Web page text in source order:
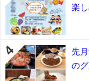
楽
先
の